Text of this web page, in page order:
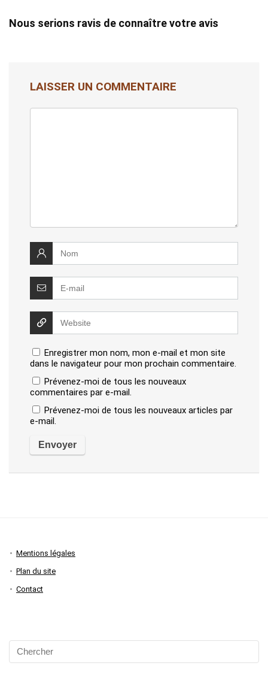
Nous serions ravis de connaître votre avis
LAISSER UN COMMENTAIRE
Enregistrer mon nom, mon e-mail et mon site
dans le navigateur pour mon prochain commentaire.
Prévenez-moi de tous les nouveaux
commentaires par e-mail.
Prévenez-moi de tous les nouveaux articles par
e-mail.
Mentions légales
Plan du site
Contact